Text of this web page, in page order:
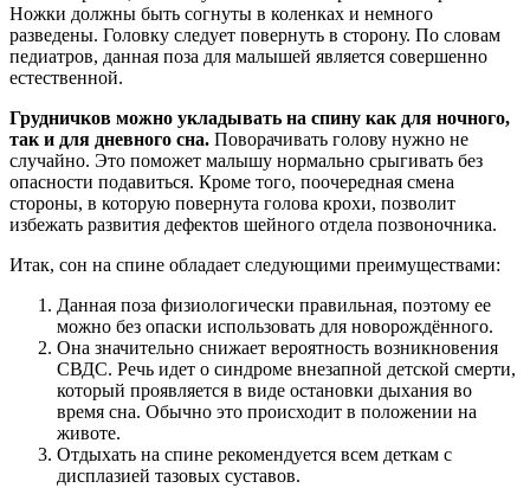
Ножки должны быть согнуты в коленках и немного
разведены. Головку следует повернуть в сторону. По словам
педиатров, данная поза для малышей является совершенно
естественной.
Грудничков можно укладывать на спину как для ночного,
так и для дневного сна. Поворачивать голову нужно не
случайно. Это поможет малышу нормально срыгивать без
опасности подавиться. Кроме того, поочередная смена
стороны, в которую повернута голова крохи, позволит
избежать развития дефектов шейного отдела позвоночника.
Итак, сон на спине обладает следующими преимуществами:
Данная поза физиологически правильная, поэтому ее
можно без опаски использовать для новорождённого.
Она значительно снижает вероятность возникновения
СВДС. Речь идет о синдроме внезапной детской смерти,
который проявляется в виде остановки дыхания во
время сна. Обычно это происходит в положении на
животе.
Отдыхать на спине рекомендуется всем деткам с
дисплазией тазовых суставов.